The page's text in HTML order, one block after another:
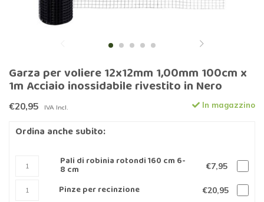
Garza per voliere 12x12mm 1,00mm 100cm x
1m Acciaio inossidabile rivestito in Nero
€20,95 IVA Incl. In magazzino
Ordina anche subito:
Pali di robinia rotondi 160 cm 6-
8 cm €7,95
Pinze per recinzione €20,95